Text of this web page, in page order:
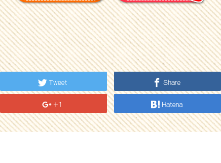
Tweet Share
+1 Hatena